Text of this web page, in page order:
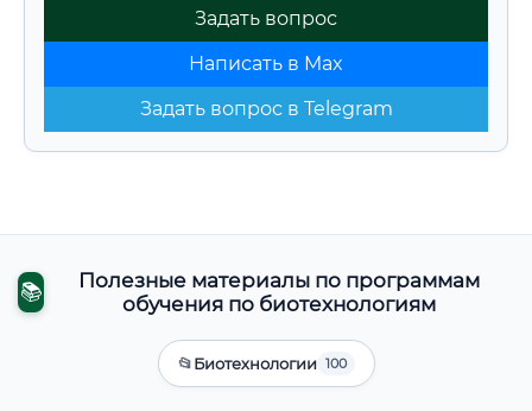
Задать вопрос
Написать в Max
Задать вопрос в Telegram
📚
Полезные материалы по программам
обучения по биотехнологиям
📂Биотехнологии 100